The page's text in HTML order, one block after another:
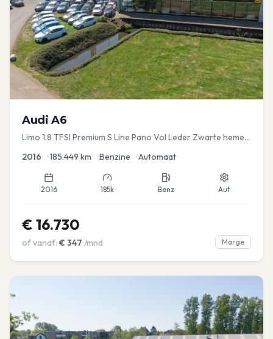
Audi A6
Limo 1.8 TFSI Premium S Line Pano Vol Leder Zwarte hemel
2016 •185.449 km •Benzine •Automaat
2016 185k Benz Aut
€ 16.730
of vanaf: € 347 /mnd Marge